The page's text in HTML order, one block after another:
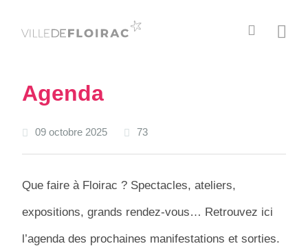
Agenda
09 octobre 2025 73
Que faire à Floirac ? Spectacles, ateliers,
expositions, grands rendez-vous… Retrouvez ici
l’agenda des prochaines manifestations et sorties.